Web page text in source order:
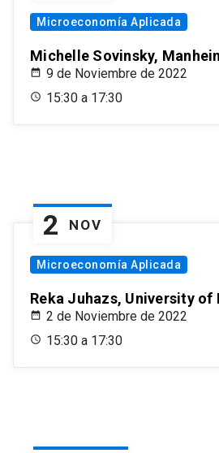
Microeconomía Aplicada
Michelle Sovinsky,
9 de Noviembre de 2022
15:30 a 17:30
2 NOV
Microeconomía Aplicada
Reka Juhazs, University
2 de Noviembre de 2022
15:30 a 17:30